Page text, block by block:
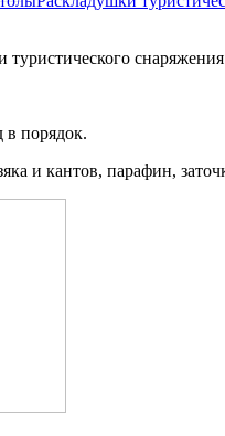
порядок.
и кантов, парафин,